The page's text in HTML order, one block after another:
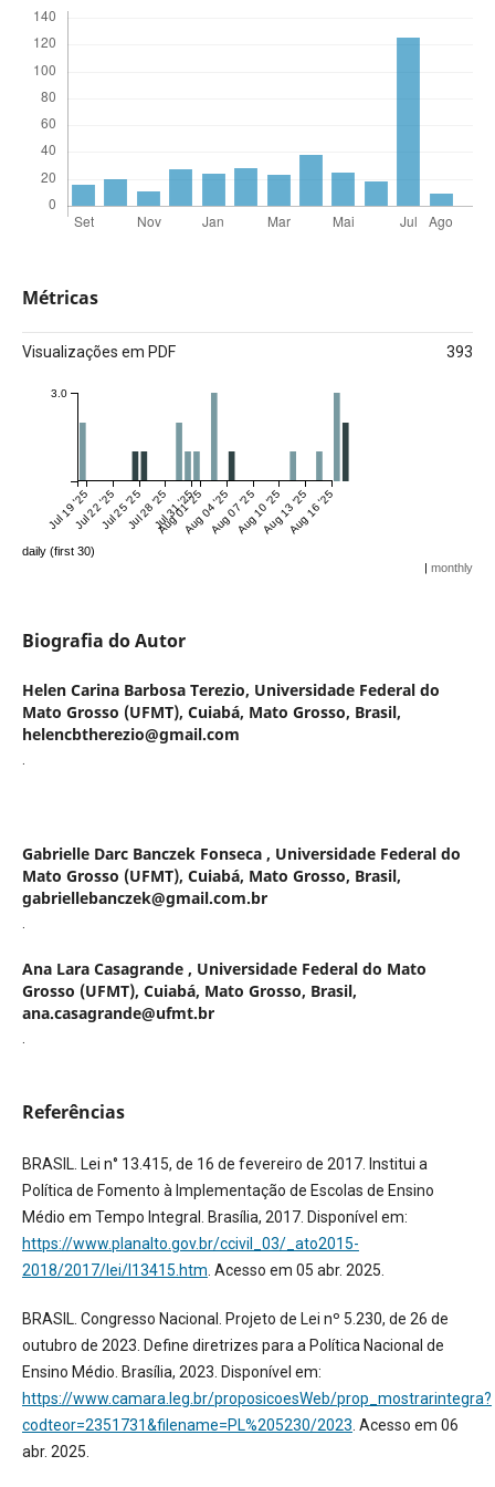
Métricas
Visualizações em PDF 393
Jul 19 '25Jul 22 '25Jul 25 '25Jul 28 '25Jul 31 '25
Aug 01 '25Aug 04 '25Aug 07 '25Aug 10 '25Aug 13 '25Aug 16 '25
3.0
daily (first 30)
|monthly
Biografia do Autor
Helen Carina Barbosa Terezio, Universidade Federal do
Mato Grosso (UFMT), Cuiabá, Mato Grosso, Brasil,
helencbtherezio@gmail.com
Gabrielle Darc Banczek Fonseca , Universidade Federal do
Mato Grosso (UFMT), Cuiabá, Mato Grosso, Brasil,
gabriellebanczek@gmail.com.br
Ana Lara Casagrande , Universidade Federal do Mato
Grosso (UFMT), Cuiabá, Mato Grosso, Brasil,
ana.casagrande@ufmt.br
Referências
BRASIL. Lei n° 13.415, de 16 de fevereiro de 2017. Institui a
Política de Fomento à Implementação de Escolas de Ensino
Médio em Tempo Integral. Brasília, 2017. Disponível em:
https://www.planalto.gov.br/ccivil_03/_ato2015-
2018/2017/lei/l13415.htm . Acesso em 05 abr. 2025.
BRASIL. Congresso Nacional. Projeto de Lei nº 5.230, de 26 de
outubro de 2023. Define diretrizes para a Política Nacional de
Ensino Médio. Brasília, 2023. Disponível em:
https://www.camara.leg.br/proposicoesWeb/prop_mostrarintegra?
codteor=2351731&filename=PL%205230/2023 . Acesso em 06
abr. 2025.